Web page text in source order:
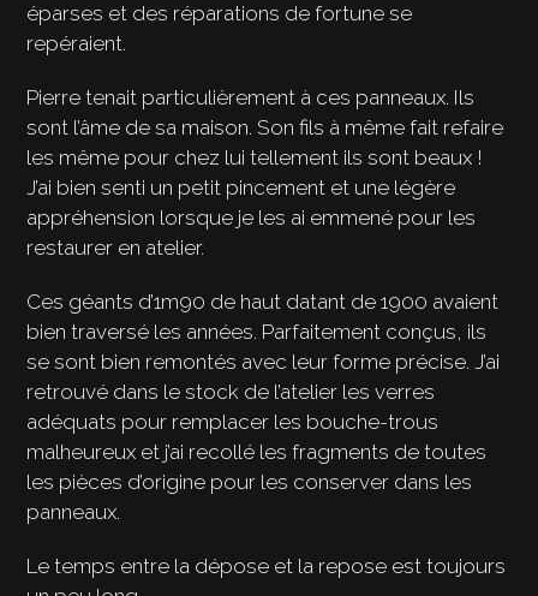
éparses et des réparations de fortune se
repéraient.
Pierre tenait particulièrement à ces panneaux. Ils
sont l’âme de sa maison. Son fils à même fait refaire
les même pour chez lui tellement ils sont beaux !
J’ai bien senti un petit pincement et une légère
appréhension lorsque je les ai emmené pour les
restaurer en atelier.
Ces géants d’1m90 de haut datant de 1900 avaient
bien traversé les années. Parfaitement conçus, ils
se sont bien remontés avec leur forme précise. J’ai
retrouvé dans le stock de l’atelier les verres
adéquats pour remplacer les bouche-trous
malheureux et j’ai recollé les fragments de toutes
les pièces d’origine pour les conserver dans les
panneaux.
Le temps entre la dépose et la repose est toujours